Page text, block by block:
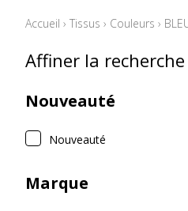
Accueil › Tissus › Couleurs ›
Affiner la recherche
Nouveauté
Nouveauté
Marque